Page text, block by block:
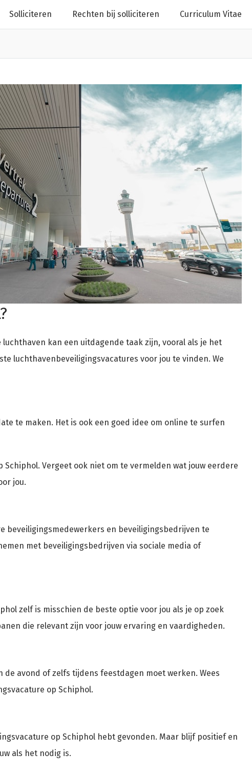
Solliciteren Rechten bij solliciteren Curriculum Vitae
kan een uitdagende taak zijn, vooral als je het
luchthavenbeveiligingsvacatures voor jou te vinden. We
te maken. Het is ook een goed idee om online te surfen
Vergeet ook niet om te vermelden wat jouw eerdere
jou.
beveiligingsmedewerkers en beveiligingsbedrijven te
met beveiligingsbedrijven via sociale media of
zelf is misschien de beste optie voor jou als je op zoek
die relevant zijn voor jouw ervaring en vaardigheden.
avond of zelfs tijdens feestdagen moet werken. Wees
op Schiphol.
op Schiphol hebt gevonden. Maar blijf positief en
als het nodig is.